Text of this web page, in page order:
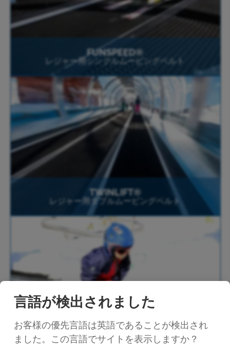
FUNSPEED®
レジャー用シングルムービングベルト
TWINLIFT®
レジャー用ダブルムービングベルト
FUNSTART®
初心者用ムービングベルト
言語が検出されました
お客様の優先言語は英語であることが検出され
ました。この言語でサイトを表示しますか？